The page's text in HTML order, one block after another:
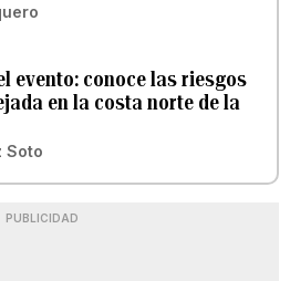
evento: conoce las riesgos
en la costa norte de la
Soto
PUBLICIDAD